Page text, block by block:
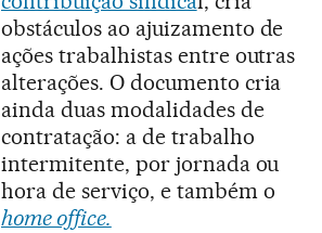
obstáculos ao ajuizamento de
ações trabalhistas entre outras
alterações. O documento cria
ainda duas modalidades de
contratação: a de trabalho
intermitente, por jornada ou
hora de serviço, e também o
home office.